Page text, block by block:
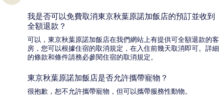
我是否可以免費取消東京秋葉原諾加飯店的預訂並收到
全額退款？
可以，東京秋葉原諾加飯店在我們網站上有提供可全額退款的客
房，您可以根據住宿的取消規定，在入住前幾天取消即可。詳細
的條款和條件請務必參閱住宿的取消規定。
東京秋葉原諾加飯店是否允許攜帶寵物？
很抱歉，恕不允許攜帶寵物，但可以攜帶服務性動物。